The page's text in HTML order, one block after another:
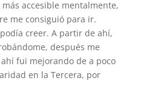
accesible mentalmente,
me consiguió para ir.
creer. A partir de ahí,
después me
fui mejorando de a poco
en la Tercera, por